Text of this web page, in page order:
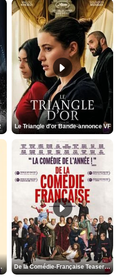
Le Triangle d'or Bande-annonce VF
VF De la Comédie-Française Teaser VF